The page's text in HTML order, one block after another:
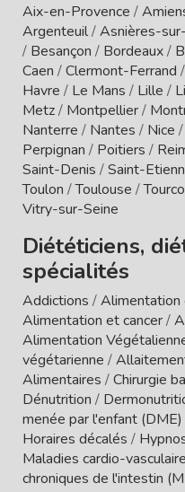
Aix-en-Provence /
Argenteuil/Asnières-
/ Besançon / Bordeaux/
Caen /Clermont-Ferrand /
Havre / Le Mans / Lille /
Metz/ Montpellier/
Nanterre / Nantes / Nice /
Perpignan / Poitiers /
Saint-Denis /Saint-
Toulon /Toulouse /
Vitry-sur-Seine
Diététiciens,
spécialités
Addictions /Alimentation
Alimentation et cancer/
Alimentation
végétarienne /
Alimentaires /Chirurgie
Dénutrition /
menée par l'enfant (DME)
Horaires décalés /
Maladies cardio-
chroniques de l'intestin